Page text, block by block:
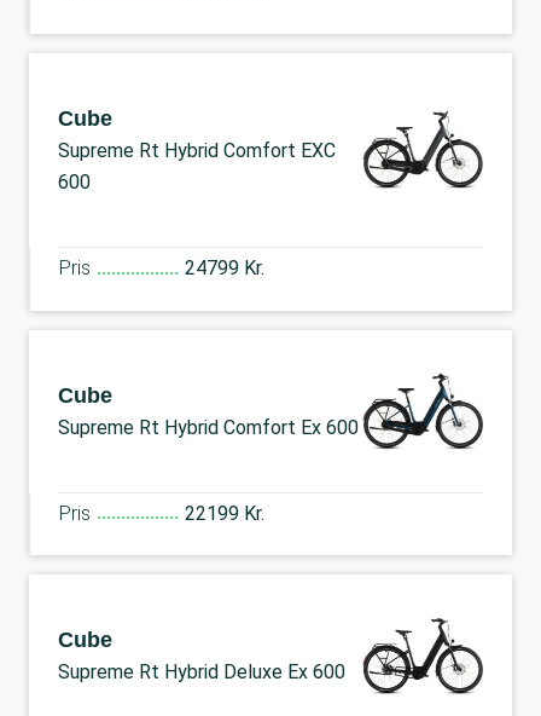
Cube
Supreme Rt Hybrid Comfort EXC
600
Pris 24799 Kr.
Cube
Supreme Rt Hybrid Comfort Ex 600
Pris 22199 Kr.
Cube
Supreme Rt Hybrid Deluxe Ex 600